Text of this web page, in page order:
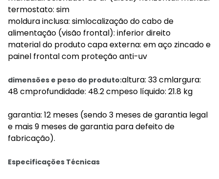
termostato: sim
moldura inclusa: simlocalização do cabo de
alimentação (visão frontal): inferior direito
material do produto capa externa: em aço zincado e
painel frontal com proteção anti-uv
dimensões e peso do produto:altura: 33 cmlargura:
48 cmprofundidade: 48.2 cmpeso líquido: 21.8 kg
garantia: 12 meses (sendo 3 meses de garantia legal
e mais 9 meses de garantia para defeito de
fabricação).
Especificações Técnicas